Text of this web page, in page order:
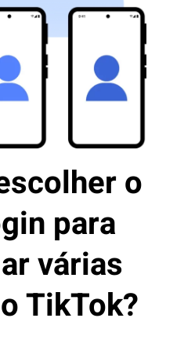
o
para
várias
TikTok?